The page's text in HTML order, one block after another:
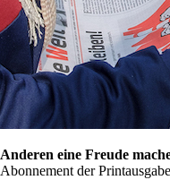
Anderen eine Freude
Abonnement der